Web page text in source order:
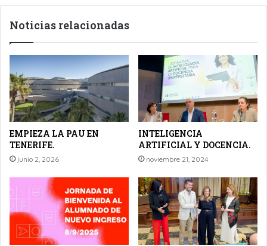
Noticias relacionadas
EMPIEZA LA PAU EN
TENERIFE.
junio 2, 2026
INTELIGENCIA
ARTIFICIAL Y DOCENCIA.
noviembre 21, 2024